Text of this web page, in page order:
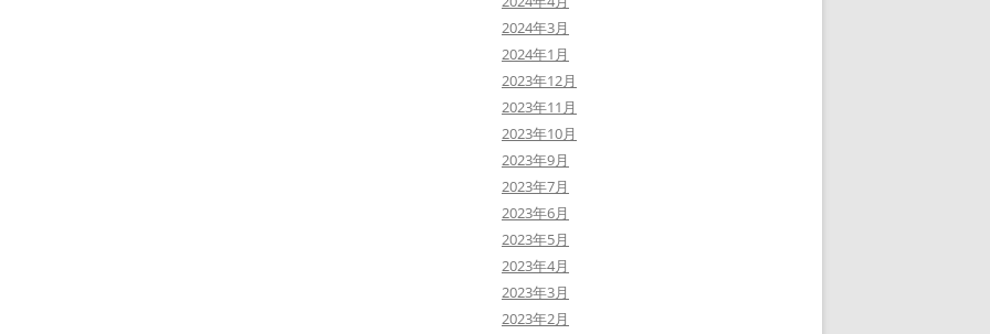
2024年3月
2024年1月
2023年12月
2023年11月
2023年10月
2023年9月
2023年7月
2023年6月
2023年5月
2023年4月
2023年3月
2023年2月